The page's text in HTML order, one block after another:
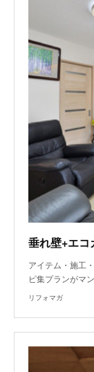
垂れ壁+エコ
アイテム・施工
ピ集プランがマ
リフォマガ